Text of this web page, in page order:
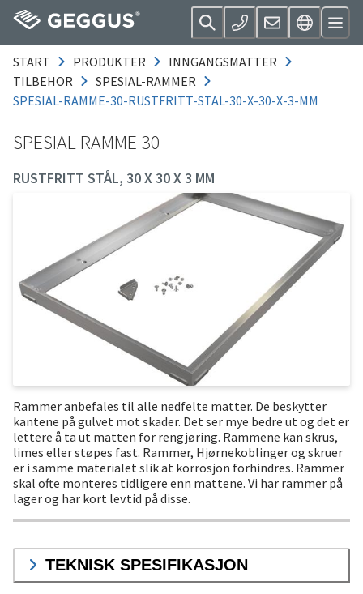
START PRODUKTER
INNGANGSMATTER
TILBEHOR
SPESIAL-RAMMER
SPESIAL-RAMME-30-RUSTFRITT-STAL-30-X-30-X-3-MM
SPESIAL RAMME 30
RUSTFRITT STÅL, 30 X 30 X 3 MM
Rammer anbefales til alle nedfelte matter. De beskytter
kantene på gulvet mot skader. Det ser mye bedre ut og det er
lettere å ta ut matten for rengjøring. Rammene kan skrus,
limes eller støpes fast. Rammer, Hjørnekoblinger og skruer
er i samme materialet slik at korrosjon forhindres. Rammer
skal ofte monteres tidligere enn mattene. Vi har rammer på
lager og har kort lev.tid på disse.
TEKNISK SPESIFIKASJON